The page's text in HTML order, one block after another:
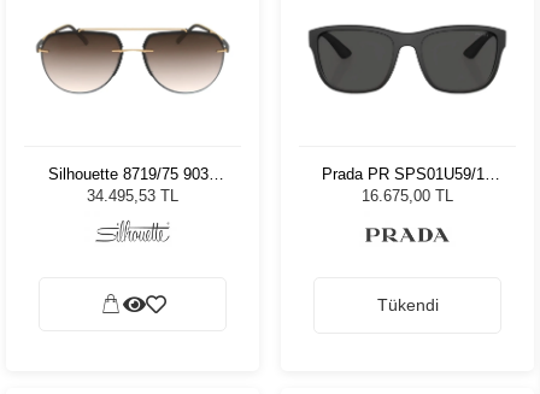
Silhouette 8719/75 9030
Unisex Güneş Gözlüğü
34.495,53 TL
Prada PR SPS01U59/19
Unisex Güneş Gözlüğü
16.675,00 TL
Tükendi